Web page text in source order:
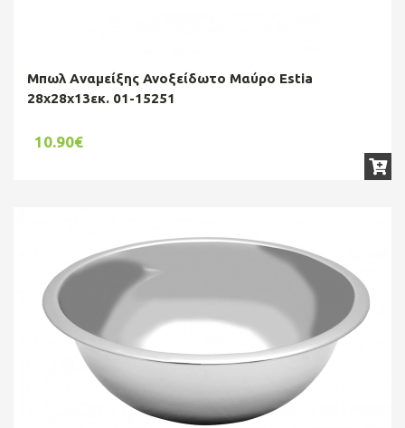
Μπωλ Aναμείξης Ανοξείδωτο Μαύρο Estia
28x28x13εκ. 01-15251
10.90€